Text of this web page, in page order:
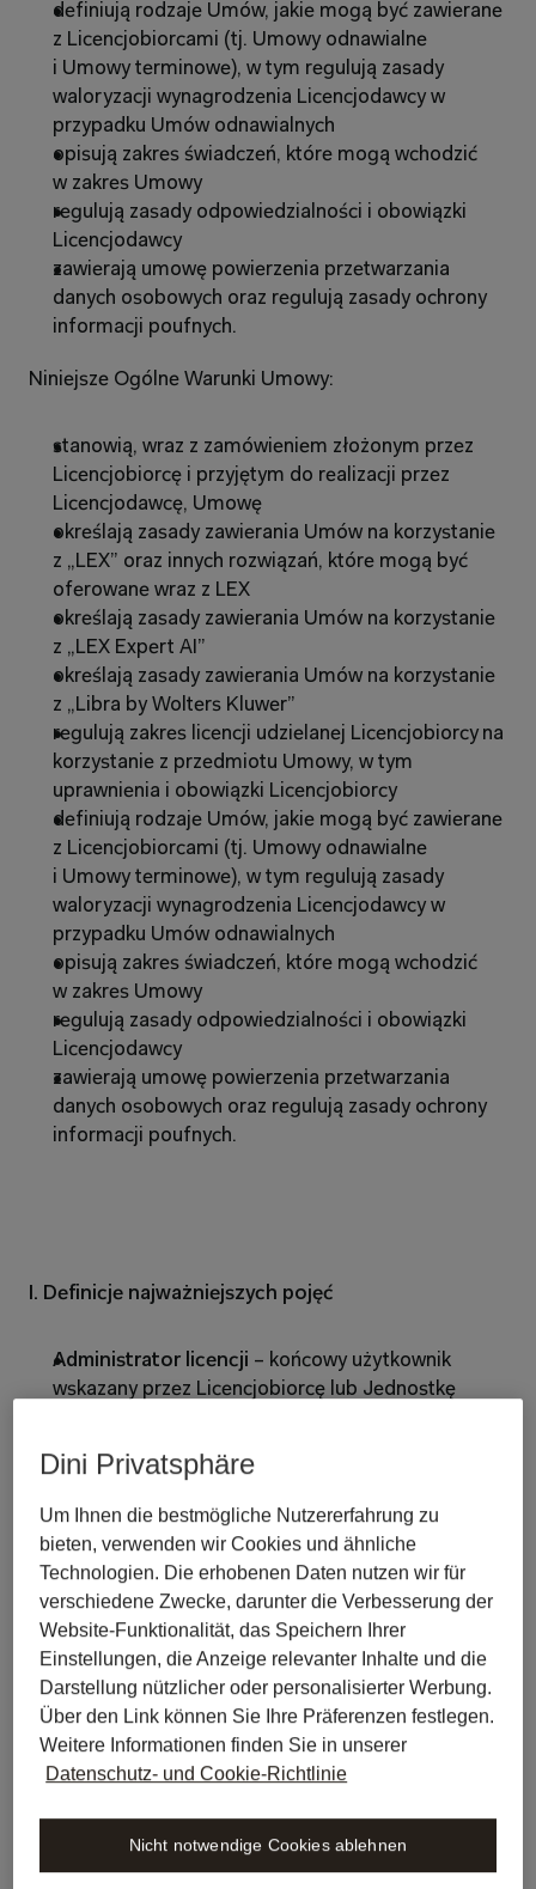
definiują rodzaje Umów, jakie mogą być zawierane
z Licencjobiorcami (tj. Umowy odnawialne
i Umowy terminowe), w tym regulują zasady
waloryzacji wynagrodzenia Licencjodawcy w
przypadku Umów odnawialnych
opisują zakres świadczeń, które mogą wchodzić
w zakres Umowy
regulują zasady odpowiedzialności i obowiązki
Licencjodawcy
zawierają umowę powierzenia przetwarzania
danych osobowych oraz regulują zasady ochrony
informacji poufnych.
Niniejsze Ogólne Warunki Umowy:
stanowią, wraz z zamówieniem złożonym przez
Licencjobiorcę i przyjętym do realizacji przez
Licencjodawcę, Umowę
określają zasady zawierania Umów na korzystanie
z „LEX” oraz innych rozwiązań, które mogą być
oferowane wraz z LEX
określają zasady zawierania Umów na korzystanie
z „LEX Expert AI”
określają zasady zawierania Umów na korzystanie
z „Libra by Wolters Kluwer”
regulują zakres licencji udzielanej Licencjobiorcy na
korzystanie z przedmiotu Umowy, w tym
uprawnienia i obowiązki Licencjobiorcy
definiują rodzaje Umów, jakie mogą być zawierane
z Licencjobiorcami (tj. Umowy odnawialne
i Umowy terminowe), w tym regulują zasady
waloryzacji wynagrodzenia Licencjodawcy w
przypadku Umów odnawialnych
opisują zakres świadczeń, które mogą wchodzić
w zakres Umowy
regulują zasady odpowiedzialności i obowiązki
Licencjodawcy
zawierają umowę powierzenia przetwarzania
danych osobowych oraz regulują zasady ochrony
informacji poufnych.
I. Definicje najważniejszych pojęć
Administrator licencji – końcowy użytkownik
wskazany przez Licencjobiorcę lub Jednostkę
podanie przypisanego mu adresu poczty
elektronicznej (e-mail), uprawniony w imieniu
Licencjobiorcy do podejmowania działań w celu
realizacji Umowy, w tym przypisywania dostępów
do przedmiotu Umowy użytkownikom końcowym,
a także do przyjmowania i przekazywania
informacji dot. realizacji Umowy oraz innych
dozwolonych prawem informacji; w przypadku
niewskazania takiej osoby w Umowie przyjmuje się,
że funkcje Administratora licencji pełni
Licencjobiorca, a wskazany przez niego adres e-
adresem do korespondencji w sprawach
związanych z Umową;
agent AI – rodzaj systemu AI, który działa z
Dini Privatsphäre
Um Ihnen die bestmögliche Nutzererfahrung zu
bieten, verwenden wir Cookies und ähnliche
Technologien. Die erhobenen Daten nutzen wir für
verschiedene Zwecke, darunter die Verbesserung der
Website-Funktionalität, das Speichern Ihrer
Einstellungen, die Anzeige relevanter Inhalte und die
Darstellung nützlicher oder personalisierter Werbung.
Über den Link können Sie Ihre Präferenzen festlegen.
Weitere Informationen finden Sie in unserer
Datenschutz- und Cookie-Richtlinie
Nicht notwendige Cookies ablehnen